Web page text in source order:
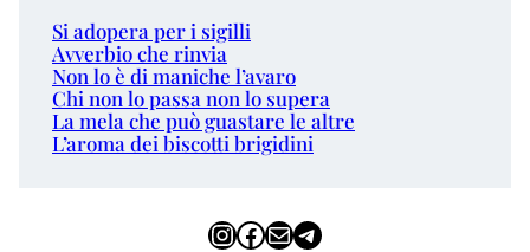
Si adopera per i sigilli
Avverbio che rinvia
Non lo è di maniche l’avaro
Chi non lo passa non lo supera
La mela che può guastare le altre
L’aroma dei biscotti brigidini
InstagramFacebook Email Telegram